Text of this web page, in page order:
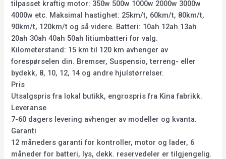
tilpasset kraftig motor: 350w 500w 1000w 2000w 3000w
4000w etc. Maksimal hastighet: 25km/t, 60km/t, 80km/t,
90km/t, 120km/t og så videre. Batteri: 10ah 12ah 13ah
20ah 30ah 40ah 50ah litiumbatteri for valg.
Kilometerstand: 15 km til 120 km avhenger av
forespørselen din. Bremser, Suspensio, terreng- eller
bydekk, 8, 10, 12, 14 og andre hjulstørrelser.
Pris
Utsalgspris fra lokal butikk, engrospris fra Kina fabrikk.
Leveranse
7-60 dagers levering avhenger av modeller og kvanta.
Garanti
12 måneders garanti for kontroller, motor og lader, 6
måneder for batteri, lys, dekk. reservedeler er tilgjengelig.